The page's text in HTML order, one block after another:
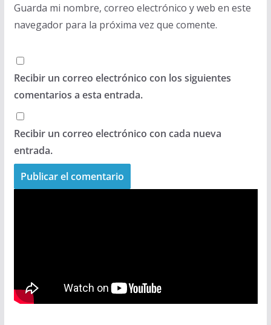
Guarda mi nombre, correo electrónico y web en este
navegador para la próxima vez que comente.
Recibir un correo electrónico con los siguientes
comentarios a esta entrada.
Recibir un correo electrónico con cada nueva
entrada.